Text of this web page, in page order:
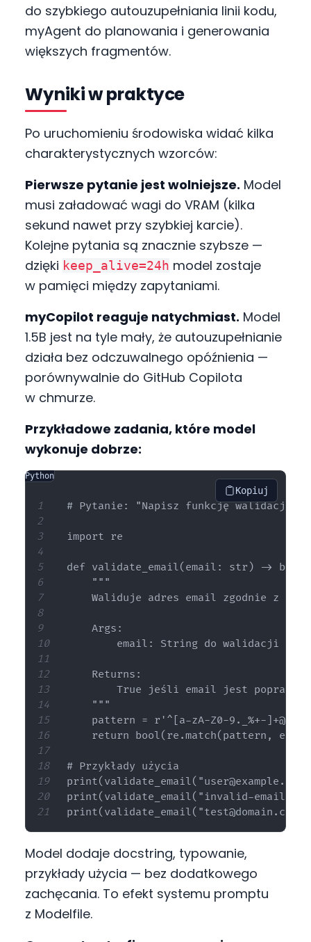
do szybkiego autouzupełniania linii kodu,
myAgent do planowania i generowania
większych fragmentów.
Wyniki w praktyce
Po uruchomieniu środowiska widać kilka
charakterystycznych wzorców:
Pierwsze pytanie jest wolniejsze. Model
musi załadować wagi do VRAM (kilka
sekund nawet przy szybkiej karcie).
Kolejne pytania są znacznie szybsze —
dzięki keep_alive=24h model zostaje
w pamięci między zapytaniami.
myCopilot reaguje natychmiast. Model
1.5B jest na tyle mały, że autouzupełnianie
działa bez odczuwalnego opóźnienia —
porównywalnie do GitHub Copilota
w chmurze.
Przykładowe zadania, które model
wykonuje dobrze:
Python
Kopiuj
# Pytanie: "Napisz funkcję walidacji
import re
def validate_email(email: str) -> bool:
    """
Waliduje adres email zgodnie z RFC
    Args:
        email: String do walidacji
    Returns:
True jeśli email jest
    """
pattern = r'^[a-zA-Z0-9._%+-]+@[a-
return bool(re.match(pattern,
# Przykłady użycia
print(validate_email("invalid-
Model dodaje docstring, typowanie,
przykłady użycia — bez dodatkowego
zachęcania. To efekt systemu promptu
z Modelfile.